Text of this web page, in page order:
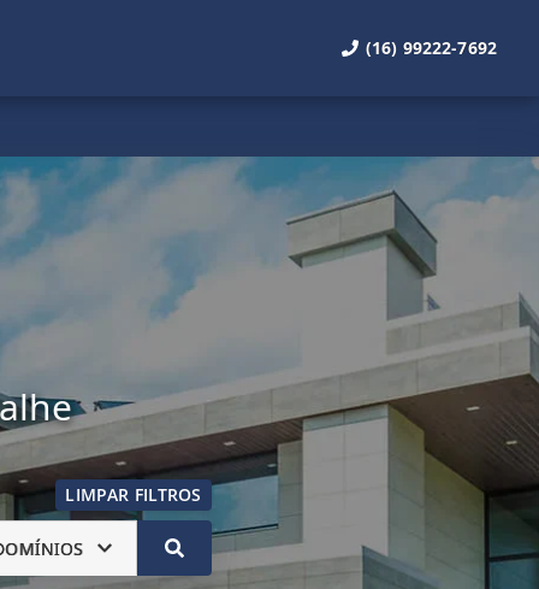
(16) 99222-7692
LIMPAR FILTROS